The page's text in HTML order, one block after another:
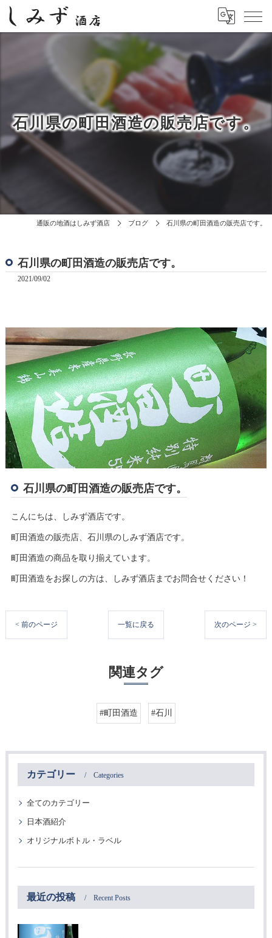
石川県の町田酒造の販売店です。
通販の地酒はしみず酒店 ブログ 石川県の町田酒造の販売店です。
石川県の町田酒造の販売店です。
2021/09/02
石川県の町田酒造の販売店です。
こんにちは、しみず酒店です。
町田酒造の販売店、石川県のしみず酒店です。
町田酒造の商品を取り揃えています。
町田酒造をお探しの方は、しみず酒店までお問合せください！
< 前のページ 一覧に戻る 次のページ >
関連タグ
#町田酒造 #石川
カテゴリー Categories
全てのカテゴリー
日本酒紹介
オリジナルボトル・ラベル
最近の投稿 Recent Posts